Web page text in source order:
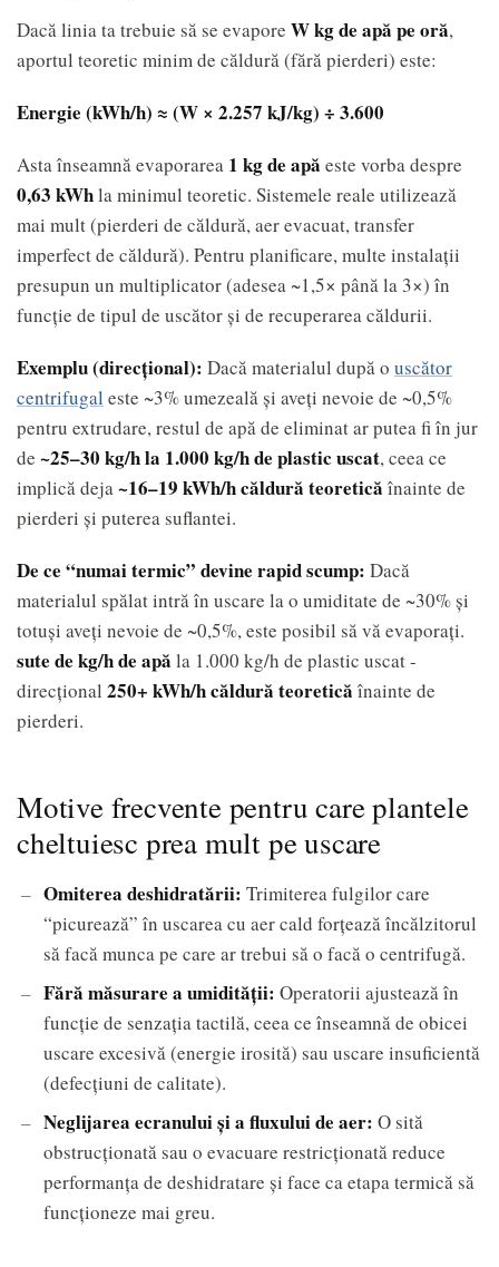
Dacă linia ta trebuie să se evapore W kg de apă pe oră,
aportul teoretic minim de căldură (fără pierderi) este:
Energie (kWh/h) ≈ (W × 2.257 kJ/kg) ÷ 3.600
Asta înseamnă evaporarea 1 kg de apă este vorba despre
0,63 kWhla minimul teoretic. Sistemele reale utilizează
mai mult (pierderi de căldură, aer evacuat, transfer
imperfect de căldură). Pentru planificare, multe instalații
presupun un multiplicator (adesea ~1,5× până la 3×) în
funcție de tipul de uscător și de recuperarea căldurii.
Exemplu (direcțional): Dacă materialul după o uscător
centrifugal este ~3% umezeală și aveți nevoie de ~0,5%
pentru extrudare, restul de apă de eliminat ar putea fi în jur
de ~25–30 kg/h la 1.000 kg/h de plastic uscat, ceea ce
implică deja ~16–19 kWh/h căldură teoretică înainte de
pierderi și puterea suflantei.
De ce “numai termic” devine rapid scump: Dacă
materialul spălat intră în uscare la o umiditate de ~30% și
totuși aveți nevoie de ~0,5%, este posibil să vă evaporați.
sute de kg/h de apă la 1.000 kg/h de plastic uscat -
direcțional 250+ kWh/h căldură teoretică înainte de
pierderi.
Motive frecvente pentru care plantele
cheltuiesc prea mult pe uscare
Omiterea deshidratării: Trimiterea fulgilor care
“picurează” în uscarea cu aer cald forțează încălzitorul
să facă munca pe care ar trebui să o facă o centrifugă.
Fără măsurare a umidității: Operatorii ajustează în
funcție de senzația tactilă, ceea ce înseamnă de obicei
uscare excesivă (energie irosită) sau uscare insuficientă
(defecțiuni de calitate).
Neglijarea ecranului și a fluxului de aer: O sită
obstrucționată sau o evacuare restricționată reduce
performanța de deshidratare și face ca etapa termică să
funcționeze mai greu.